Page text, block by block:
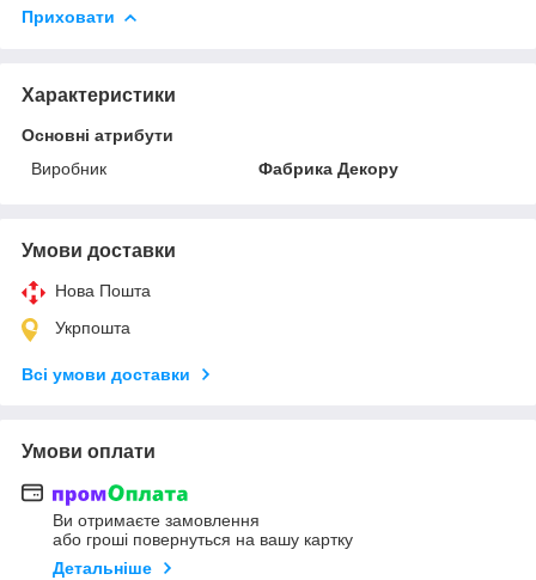
Приховати
Характеристики
Основні атрибути
Виробник
Фабрика Декору
Умови доставки
Нова Пошта
Укрпошта
Всі умови доставки
Умови оплати
Ви отримаєте замовлення
або гроші повернуться на вашу картку
Детальніше